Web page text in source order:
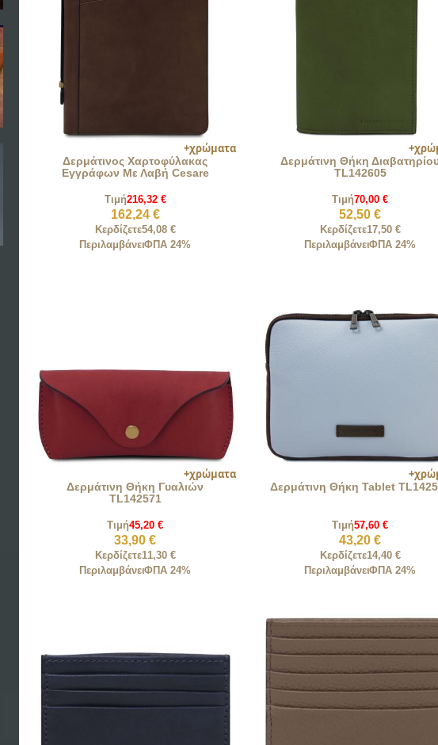
Δερμάτινος Χαρτοφύλακας
Εγγράφων Με Λαβή Cesare
Τιμή216,32 €
162,24 €
Κερδίζετε54,08 €
ΠεριλαμβάνειΦΠΑ 24%
Δερμάτινη Θήκη
TL142605
Τιμή70,00 €
52,50 €
Κερδίζετε17,50 €
ΠεριλαμβάνειΦΠΑ 24%
Δερμάτινη Θήκη Γυαλιών
TL142571
Τιμή45,20 €
33,90 €
Κερδίζετε11,30 €
ΠεριλαμβάνειΦΠΑ 24%
Δερμάτινη Θήκη Tablet
Τιμή57,60 €
43,20 €
Κερδίζετε14,40 €
ΠεριλαμβάνειΦΠΑ 24%